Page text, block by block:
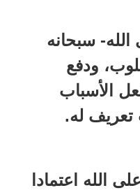
الله- سبحانه
ودفع
الأسباب
تعريف له.
الله اعتمادا